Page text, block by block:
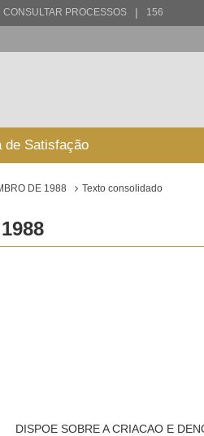
CONSULTAR PROCESSOS | 156
de Satisfação
DE 1988 Texto consolidado
DISPOE SOBRE A CRIACAO E